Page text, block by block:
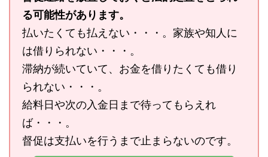
る可能性があります。
払いたくても払えない・・・。家族や知人に
は借りられない・・・。
滞納が続いていて、お金を借りたくても借り
られない・・・。
給料日や次の入金日まで待ってもらえれ
ば・・・。
督促は支払いを行うまで止まらないのです。